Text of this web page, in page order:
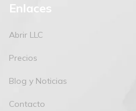
Enlaces
Abrir LLC
Precios
Blog y Noticias
Contacto